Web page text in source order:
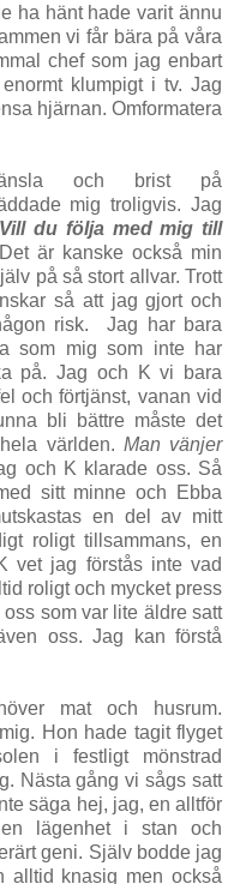
ha hänt hade varit ännu
vi får bära på våra
chef som jag enbart
klumpigt i tv. Jag
hjärnan. Omformatera
och brist på
mig troligvis. Jag
Vill du följa med mig till
Det är kanske också min
på så stort allvar. Trott
så att jag gjort och
risk. Jag har bara
som mig som inte har
på. Jag och K vi bara
och förtjänst, vanan vid
bli bättre måste det
världen. Man vänjer
och K klarade oss. Så
sitt minne och Ebba
en del av mitt
roligt tillsammans, en
vet jag förstås inte vad
roligt och mycket press
som var lite äldre satt
oss. Jag kan förstå
mat och husrum.
Hon hade tagit flyget
i festligt mönstrad
Nästa gång vi sågs satt
säga hej, jag, en alltför
lägenhet i stan och
geni. Själv bodde jag
alltid knasig men också